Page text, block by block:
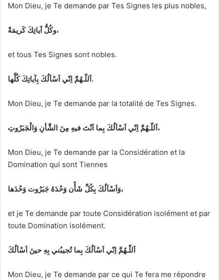
Mon Dieu, je Te demande par Tes Signes les plus nobles,
وكُلُّ آياتِكَ كَريمَةٌ،
et tous Tes Signes sont nobles.
اَللّـهُمَّ اِنّي اَسْاَلُكَ بِآياتِكَ كُلِّها.
Mon Dieu, je Te demande par la totalité de Tes Signes.
اَللّـهُمَّ اِنّي اَسْاَلُكَ بِما اَنْتَ فيهِ مِنَ الشَّأنِ وَالْجَبَرُوتِ،
Mon Dieu, je Te demande par la Considération et la
Domination qui sont Tiennes
وَاَسْاَلُكَ بِكُلِّ شَأْن وَحْدَهُ جَبَرُوت وَحْدَها،
et je Te demande par toute Considération isolément et par
toute Domination isolément.
اَللّـهُمَّ اِنّي اَسْاَلُكَ بِما تُجيبُني بِهِ حينَ اَسْاَلُكَ
Mon Dieu, je Te demande par ce qui Te fera me répondre